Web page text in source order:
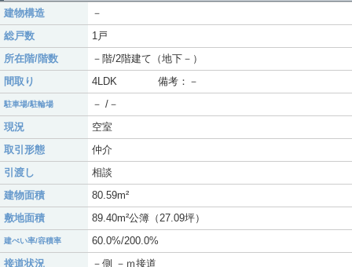
建物構造
－
総戸数
1戸
所在階/階数
－階/2階建て（地下－）
間取り
4LDK 備考：－
駐車場/駐輪場
－ /－
現況
空室
取引形態
仲介
引渡し
相談
建物面積
80.59m²
敷地面積
89.40m²公簿（27.09坪）
建ぺい率/容積率
60.0%/200.0%
接道状況
－側 －ｍ接道